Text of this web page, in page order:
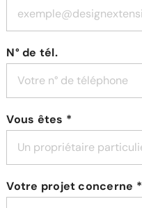
N° de tél.
Vous êtes *
Votre projet concerne *